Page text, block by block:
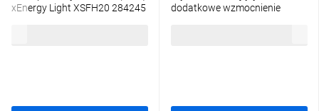
xEnergy Light XSFH20 284245
dodatkowe wzmocnienie